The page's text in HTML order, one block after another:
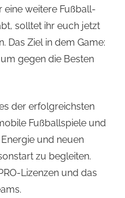
eine weitere Fußball-
solltet ihr euch jetzt
Das Ziel in dem Game:
gegen die Besten
der erfolgreichsten
Fußballspiele und
und neuen
zu begleiten.
Lizenzen und das